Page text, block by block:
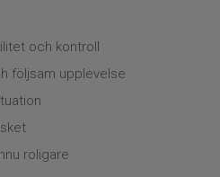
och kontroll
följsam upplevelse
roligare